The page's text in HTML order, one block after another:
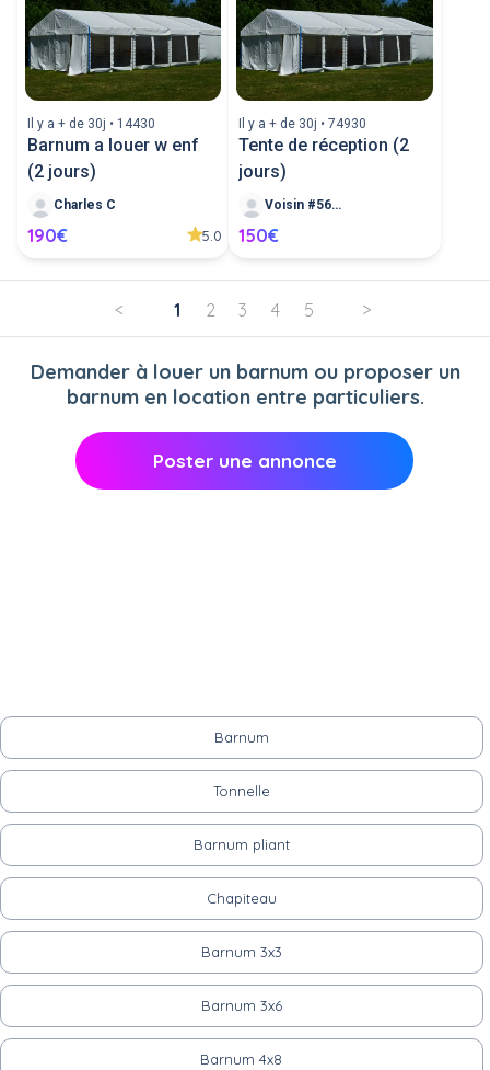
Il y a + de 30j • 14430
Barnum a louer w enf
(2 jours)
Charles C
190€ 5.0
Il y a + de 30j • 74930
Tente de réception (2
jours)
Voisin #563098
150€
< 1 2 3 4 5 >
Demander à louer un barnum ou proposer un
barnum en location entre particuliers.
Poster une annonce
Barnum
Tonnelle
Barnum pliant
Chapiteau
Barnum 3x3
Barnum 3x6
Barnum 4x8